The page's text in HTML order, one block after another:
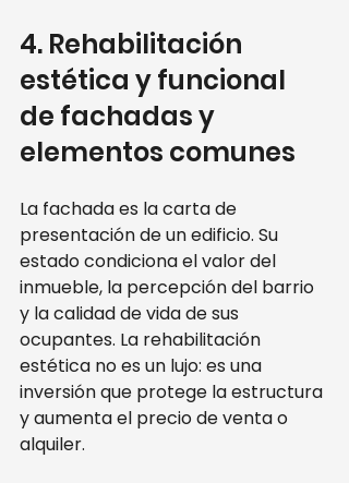
4. Rehabilitación
estética y funcional
de fachadas y
elementos comunes
La fachada es la carta de
presentación de un edificio. Su
estado condiciona el valor del
inmueble, la percepción del barrio
y la calidad de vida de sus
ocupantes. La rehabilitación
estética no es un lujo: es una
inversión que protege la estructura
y aumenta el precio de venta o
alquiler.